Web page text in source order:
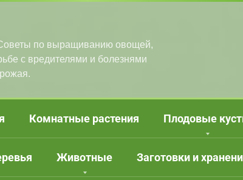
по выращиванию овощей,
с вредителями и болезнями
Комнатные растения Плодовые
Животные Заготовки и